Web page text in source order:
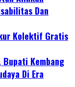
Dan
Kolektif Gratis
Bupati Kembang
Di Era